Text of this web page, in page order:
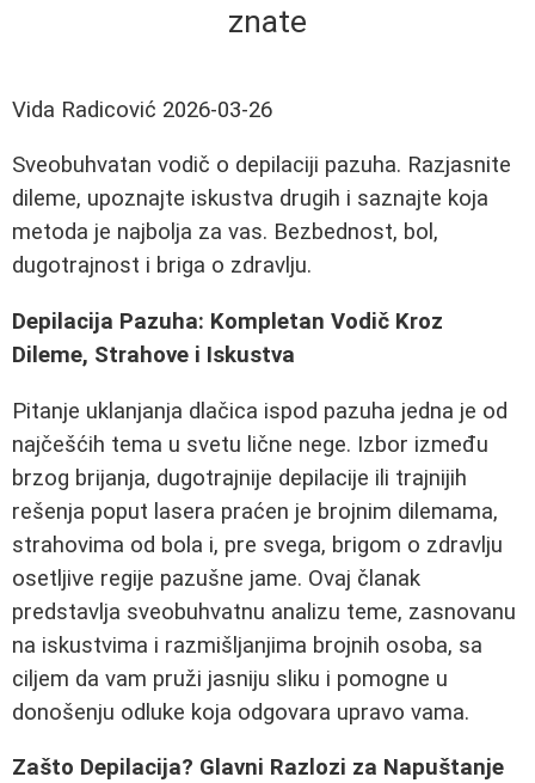
znate
Vida Radicović 2026-03-26
Sveobuhvatan vodič o depilaciji pazuha. Razjasnite
dileme, upoznajte iskustva drugih i saznajte koja
metoda je najbolja za vas. Bezbednost, bol,
dugotrajnost i briga o zdravlju.
Depilacija Pazuha: Kompletan Vodič Kroz
Dileme, Strahove i Iskustva
Pitanje uklanjanja dlačica ispod pazuha jedna je od
najčešćih tema u svetu lične nege. Izbor između
brzog brijanja, dugotrajnije depilacije ili trajnijih
rešenja poput lasera praćen je brojnim dilemama,
strahovima od bola i, pre svega, brigom o zdravlju
osetljive regije pazušne jame. Ovaj članak
predstavlja sveobuhvatnu analizu teme, zasnovanu
na iskustvima i razmišljanjima brojnih osoba, sa
ciljem da vam pruži jasniju sliku i pomogne u
donošenju odluke koja odgovara upravo vama.
Zašto Depilacija? Glavni Razlozi za Napuštanje